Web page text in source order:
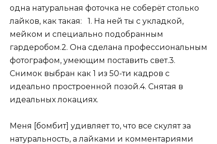
одна натуральная фоточка не соберёт столько
лайков, как такая:⠀1. На ней ты с укладкой,
мейком и специально подобранным
гардеробом.2. Она сделана профессиональным
фотографом, умеющим поставить свет.3.
Снимок выбран как 1 из 50-ти кадров с
идеально простроенной позой.4. Снятая в
идеальных локациях.⠀
Меня [бомбит] удивляет то, что все скулят за
натуральность, а лайками и комментариями